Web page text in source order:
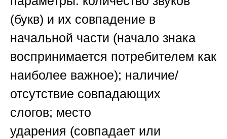
(букв) и их совпадение в
начальной части (начало знака
воспринимается потребителем как
наиболее важное); наличие/
отсутствие совпадающих
слогов; место
ударения (совпадает или